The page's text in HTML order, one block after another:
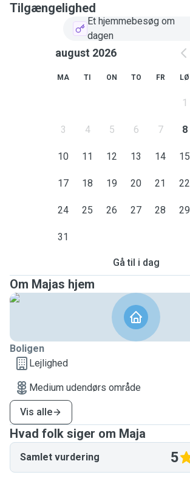
Tilgængelighed
Et hjemmebesøg om
dagen
august 2026
MA TI ON TO FR LØ
1
3 4 5 6 7 8
10 11 12 13 14 15
17 18 19 20 21 22
24 25 26 27 28 29
31
Gå til i dag
Om Majas hjem
Boligen
Lejlighed
Medium udendørs område
Vis alle
Hvad folk siger om Maja
Samlet vurdering 5